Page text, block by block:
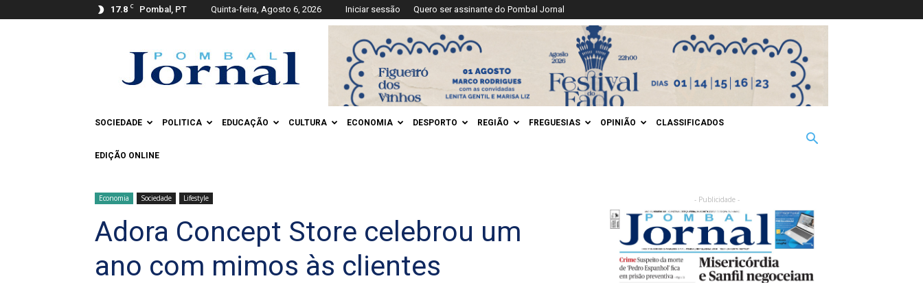
17.8 C Pombal, PT Quinta-feira, Agosto 6, 2026 Iniciar sessão Quero ser assinante do Pombal Jornal
Jornal
SOCIEDADE POLITICA EDUCAÇÃO CULTURA ECONOMIA DESPORTO REGIÃO FREGUESIAS OPINIÃO CLASSIFICADOS
EDIÇÃO ONLINE
Economia Sociedade Lifestyle
Adora Concept Store celebrou um
ano com mimos às clientes
- Publicidade -